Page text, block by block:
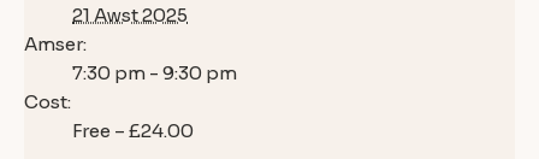
21 Awst 2025
Amser:
7:30 pm - 9:30 pm
Cost:
Free – £24.00